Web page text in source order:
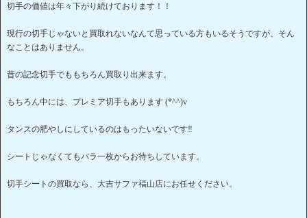
切手の価値は年々下がり続けております！！
現行の切手じゃないと買取れないなんて思っている方もいるそうですが、そん
なことはありません。
昔の記念切手でももちろん買取り出来ます。
もちろん中には、プレミア切手もあります (*^^)v
タンスの肥やしにしているのはもったいないです‼
シートじゃなくてもバラ一枚からお待ちしています。
切手シートの買取なら、大吉サファ福山店にお任せください。